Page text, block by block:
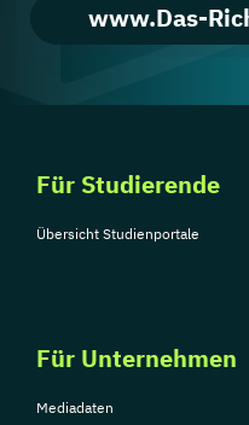
www.Das-
Für Studierende
Übersicht Studienportale
Für Unternehmen
Mediadaten